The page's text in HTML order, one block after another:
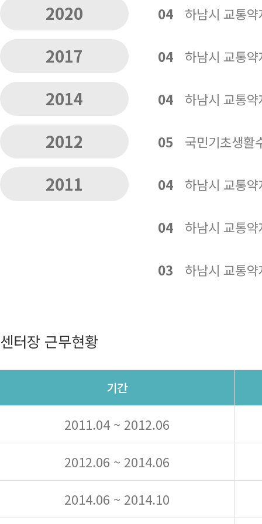
2020
2017
2014
2012
2011
04 하남시 교통
04 하남시 교통
04 하남시 교통
05 국민기초생활
04 하남시 교통
04 하남시 교통
03 하남시 교통
센터장 근무현황
기간
2011.04 ~ 2012.06
2012.06 ~ 2014.06
2014.06 ~ 2014.10